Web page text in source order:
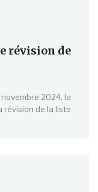
révision de
2024, la
révision de la liste